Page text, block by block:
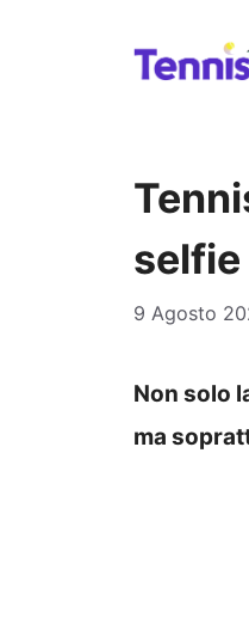
9 Agosto
Non solo
ma